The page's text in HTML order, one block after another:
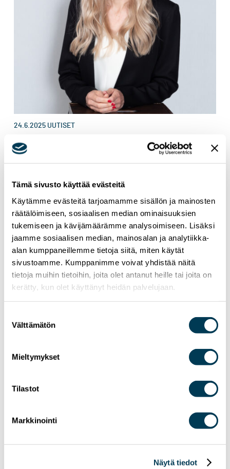
Tämä sivusto käyttää evästeitä
Käytämme evästeitä tarjoamamme sisällön ja mainosten
räätälöimiseen, sosiaalisen median ominaisuuksien
tukemiseen ja kävijämäärämme analysoimiseen. Lisäksi
jaamme sosiaalisen median, mainosalan ja analytiikka-
alan kumppaneillemme tietoja siitä, miten käytät
sivustoamme. Kumppanimme voivat yhdistää näitä
tietoja muihin tietoihin, joita olet antanut heille tai joita on
kerätty, kun olet käyttänyt heidän palvelujaan.
valinta
Välttämätön
Mieltymykset
Tilastot
Markkinointi
Näytä tiedot
24.6.2025 UUTISET
Aura Salla: Omnibus II -mietintö hyväksytty
parlamentissa: ”EU:n investointipolitiikassa
valitaan nyt tulokset – ei byrokratia”
Komissio julkaisi esityksensä puolustuksen